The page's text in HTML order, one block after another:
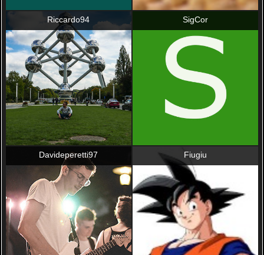
Riccardo94 SigCor
Davideperetti97 Fiugiu